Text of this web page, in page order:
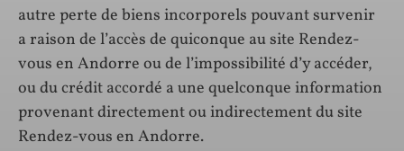
autre perte de biens incorporels pouvant survenir
a raison de l’accès de quiconque au site Rendez-
vous en Andorre ou de l’impossibilité d’y accéder,
ou du crédit accordé a une quelconque information
provenant directement ou indirectement du site
Rendez-vous en Andorre.